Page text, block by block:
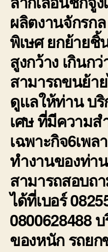
ผลิตงานจักรก
พิเษศ ยกย้าย
สูงกว้าง เกินก
สามารถขนย้า
ดูแลให้ท่าน บริ
เศษ ที่มีความ
เฉพาะกิจ6เพล
ทำงานของท่า
สามารถสอบถ
ได้ที่เบอร์
0800628488
ของหนัก รถย